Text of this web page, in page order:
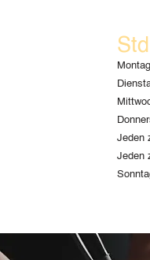
Std
Jeden
Jeden